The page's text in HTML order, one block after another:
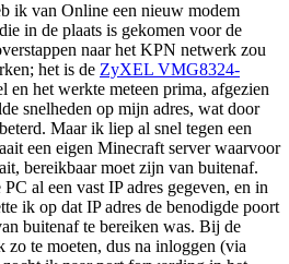
ik van Online een nieuw modem
in de plaats is gekomen voor de
naar het KPN netwerk zou
het is de ZyXEL VMG8324-
en het werkte meteen prima, afgezien
snelheden op mijn adres, wat door
Maar ik liep al snel tegen een
een eigen Minecraft server waarvoor
bereikbaar moet zijn van buitenaf.
al een vast IP adres gegeven, en in
ik op dat IP adres de benodigde poort
buitenaf te bereiken was. Bij de
te moeten, dus na inloggen (via